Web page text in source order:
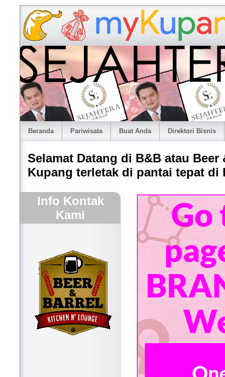
Beranda Pariwisata Buat Anda Direktori Bisnis
Selamat Datang di B&B atau
Kupang terletak di pantai tepat di
Info Kontak
Kami